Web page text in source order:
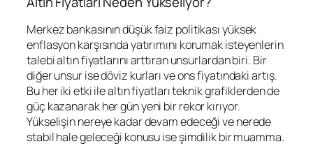
Merkez bankasının düşük faiz politikası yüksek
enflasyon karşısında yatırımını korumak isteyenlerin
talebi altın fiyatlarını arttıran unsurlardan biri. Bir
diğer unsur ise döviz kurları ve ons fiyatındaki artış.
Bu her iki etki ile altın fiyatları teknik grafiklerden de
güç kazanarak her gün yeni bir rekor kırıyor.
Yükselişin nereye kadar devam edeceği ve nerede
stabil hale geleceği konusu ise şimdilik bir muamma.